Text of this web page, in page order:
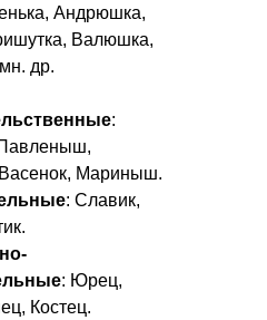
Андрюшка,
Валюшка,
др.
:
Мариныш.
: Славик,
: Юрец,
Костец.